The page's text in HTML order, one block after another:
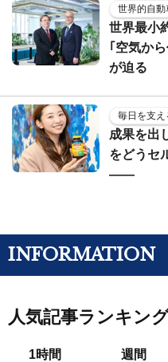
世界的自
世界最小
｢空気か
が迫る
毎日を支
成果を出
をどうセ
——
INFORMATION
人気記事ランキン
1時間 週間